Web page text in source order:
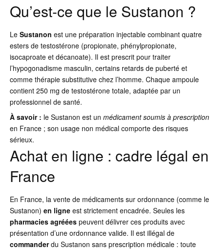
Qu’est-ce que le Sustanon ?
Le Sustanon est une préparation injectable combinant quatre
esters de testostérone (propionate, phénylpropionate,
isocaproate et décanoate). Il est prescrit pour traiter
l’hypogonadisme masculin, certains retards de puberté et
comme thérapie substitutive chez l’homme. Chaque ampoule
contient 250 mg de testostérone totale, adaptée par un
professionnel de santé.
À savoir : le Sustanon est un médicament soumis à prescription
en France ; son usage non médical comporte des risques
sérieux.
Achat en ligne : cadre légal en
France
En France, la vente de médicaments sur ordonnance (comme le
Sustanon) en ligne est strictement encadrée. Seules les
pharmacies agréées peuvent délivrer ces produits avec
présentation d’une ordonnance valide. Il est illégal de
commanderdu Sustanon sans prescription médicale : toute